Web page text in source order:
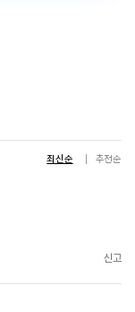
최신순 추천순
신고